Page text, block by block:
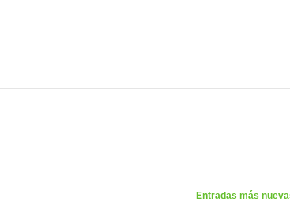
Entradas más